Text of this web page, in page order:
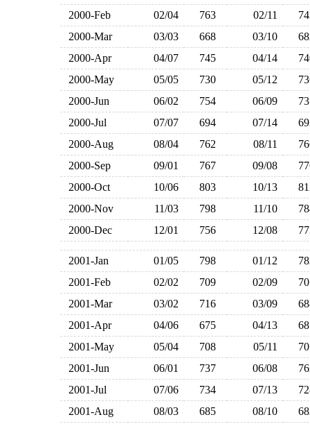
2000-Feb
02/04 763 02/11
2000-Mar
03/03 668 03/10
2000-Apr
04/07 745 04/14
2000-May
05/05 730 05/12
2000-Jun
06/02 754 06/09
2000-Jul
07/07 694 07/14
2000-Aug
08/04 762 08/11
2000-Sep
09/01 767 09/08
2000-Oct
10/06 803 10/13
2000-Nov
11/03 798 11/10
2000-Dec
12/01 756 12/08
2001-Jan 01/05 798 01/12
2001-Feb
02/02 709 02/09
2001-Mar
03/02 716 03/09
2001-Apr
04/06 675 04/13
2001-May
05/04 708 05/11
2001-Jun
06/01 737 06/08
2001-Jul
07/06 734 07/13
2001-Aug
08/03 685 08/10